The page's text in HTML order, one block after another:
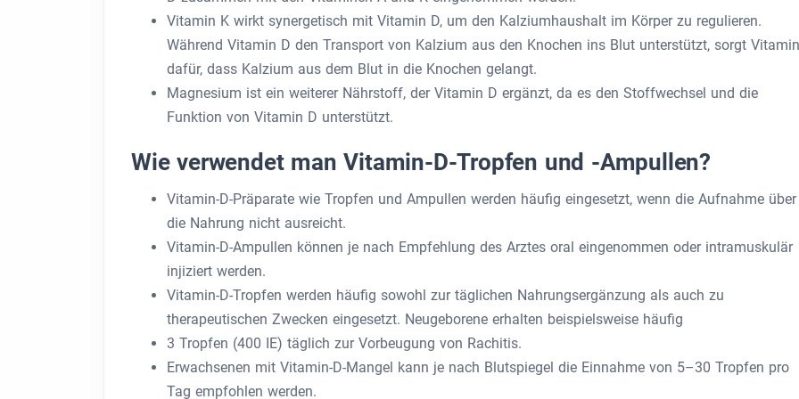
Vitamin K wirkt synergetisch mit Vitamin D, um den Kalziumhaushalt im Körper zu regulieren.
Während Vitamin D den Transport von Kalzium aus den Knochen ins Blut unterstützt, sorgt
dafür, dass Kalzium aus dem Blut in die Knochen gelangt.
Magnesium ist ein weiterer Nährstoff, der Vitamin D ergänzt, da es den Stoffwechsel und die
Funktion von Vitamin D unterstützt.
Wie verwendet man Vitamin-D-Tropfen und -Ampullen?
Vitamin-D-Präparate wie Tropfen und Ampullen werden häufig eingesetzt, wenn die Aufnahme über
die Nahrung nicht ausreicht.
Vitamin-D-Ampullen können je nach Empfehlung des Arztes oral eingenommen oder intramuskulär
injiziert werden.
Vitamin-D-Tropfen werden häufig sowohl zur täglichen Nahrungsergänzung als auch zu
therapeutischen Zwecken eingesetzt. Neugeborene erhalten beispielsweise häufig
3 Tropfen (400 IE) täglich zur Vorbeugung von Rachitis.
Erwachsenen mit Vitamin-D-Mangel kann je nach Blutspiegel die Einnahme von 5–30 Tropfen pro
Tag empfohlen werden.